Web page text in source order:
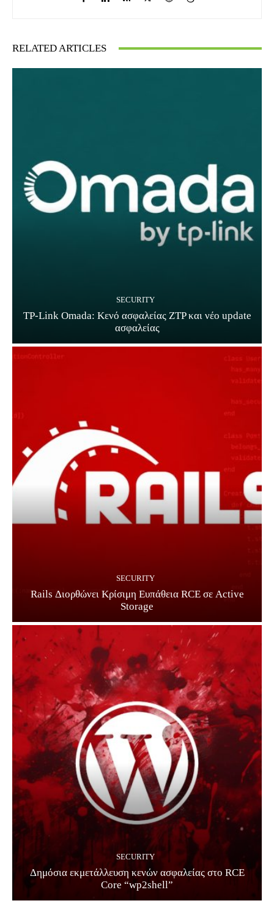
RELATED ARTICLES
SECURITY
TP-Link Omada: Κενό ασφαλείας ZTP και νέο update
ασφαλείας
SECURITY
Rails Διορθώνει Κρίσιμη Ευπάθεια RCE σε Active
Storage
SECURITY
Δημόσια εκμετάλλευση κενών ασφαλείας στο RCE
Core “wp2shell”